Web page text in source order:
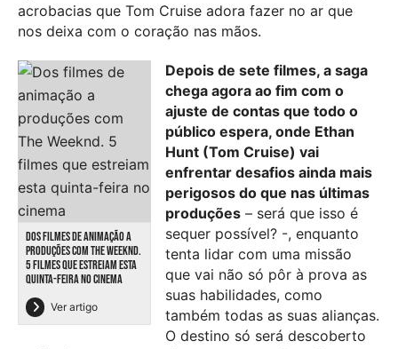
acrobacias que Tom Cruise adora fazer no ar que
nos deixa com o coração nas mãos.
DOS FILMES DE ANIMAÇÃO A
PRODUÇÕES COM THE WEEKND.
5 FILMES QUE ESTREIAM ESTA
QUINTA-FEIRA NO CINEMA
Ver artigo
Depois de sete filmes, a saga
chega agora ao fim com o
ajuste de contas que todo o
público espera, onde Ethan
Hunt (Tom Cruise) vai
enfrentar desafios ainda mais
perigosos do que nas últimas
produções – será que isso é
sequer possível? -, enquanto
tenta lidar com uma missão
que vai não só pôr à prova as
suas habilidades, como
também todas as suas alianças.
O destino só será descoberto